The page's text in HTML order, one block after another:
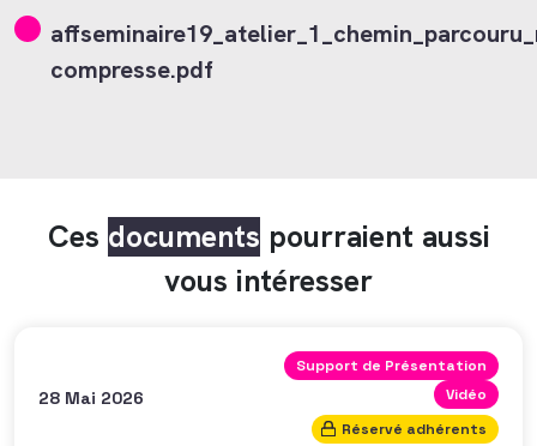
compresse.pdf
Ces documents pourraient aussi
vous intéresser
28 Mai 2026
Support de Présentation
Vidéo
Réservé adhérents